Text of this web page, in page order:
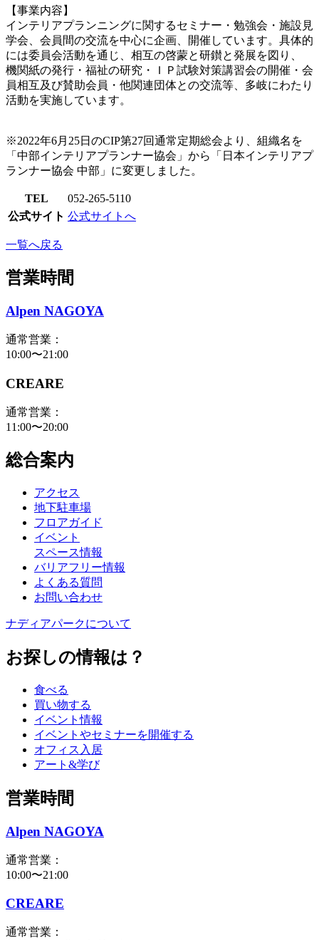
【事業内容】
インテリアプランニングに関するセミナー・勉強会・施設見
学会、会員間の交流を中心に企画、開催しています。具体的
には委員会活動を通じ、相互の啓蒙と研鑚と発展を図り、
機関紙の発行・福祉の研究・ＩＰ試験対策講習会の開催・会
員相互及び賛助会員・他関連団体との交流等、多岐にわたり
活動を実施しています。
※2022年6月25日のCIP第27回通常定期総会より、組織名を
「中部インテリアプランナー協会」から「日本インテリアプ
ランナー協会 中部」に変更しました。
TEL
052-265-5110
公式サイト 公式サイトへ
一覧へ戻る
営業時間
Alpen NAGOYA
通常営業：
10:00〜21:00
CREARE
通常営業：
11:00〜20:00
総合案内
アクセス
地下駐車場
フロアガイド
イベント
スペース情報
バリアフリー情報
よくある質問
お問い合わせ
ナディアパークについて
お探しの情報は？
食べる
買い物する
イベント情報
イベントやセミナーを開催する
オフィス入居
アート&学び
営業時間
Alpen NAGOYA
通常営業：
10:00〜21:00
CREARE
通常営業：